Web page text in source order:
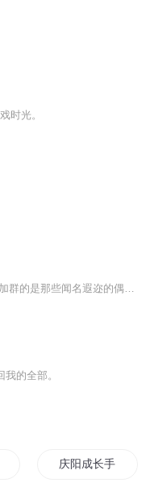
时光。
的全部。
行 庆阳成长手札